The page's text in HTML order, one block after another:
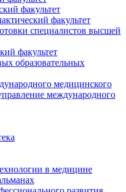
факультет
факультет
специалистов высшей
факультет
образовательных
медицинского
международного
в медицине